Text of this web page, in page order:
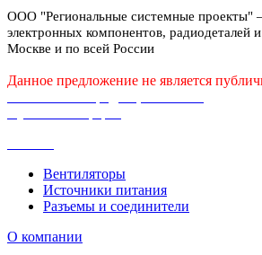
ООО "Региональные системные проекты"
электронных компонентов, радиодеталей
Москве и по всей России
Данное предложение не является
Вентиляторы
Источники питания
Разъемы и соединители
О компании